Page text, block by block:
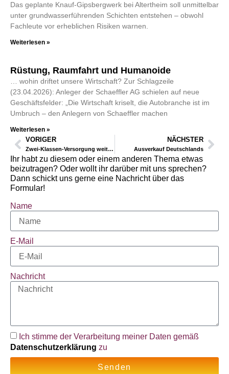
Das geplante Knauf-Gipsbergwerk bei Altertheim soll unmittelbar
unter grundwasserführenden Schichten entstehen – obwohl
Fachleute vor erheblichen Risiken warnen.
Weiterlesen »
Rüstung, Raumfahrt und Humanoide
… wohin driftet unsere Wirtschaft? Zur Schlagzeile
(23.04.2026): Anleger der Schaeffler AG schielen auf neue
Geschäftsfelder: „Die Wirtschaft kriselt, die Autobranche ist im
Umbruch – den Anlegern von Schaeffler machen
Weiterlesen »
VORIGER
Zwei-Klassen-Versorgung weiterhin auf dem Vormarsch
NÄCHSTER
Ausverkauf Deutschlands
Ihr habt zu diesem oder einem anderen Thema etwas
beizutragen? Oder wollt ihr darüber mit uns sprechen?
Dann schickt uns gerne eine Nachricht über das
Formular!
Name
E-Mail
Nachricht
Ich stimme der Verarbeitung meiner Daten gemäß
Datenschutzerklärung zu
Senden